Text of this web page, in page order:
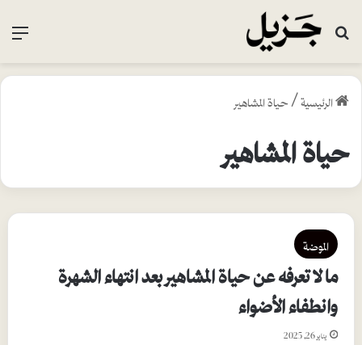
بحث عن
الرئيسية/حياة المشاهير
حياة المشاهير
الموضة
ما لا تعرفه عن حياة المشاهير بعد انتهاء الشهرة
وانطفاء الأضواء
يناير 26, 2025